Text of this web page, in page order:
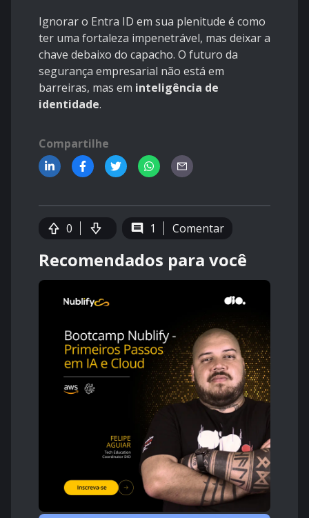
Ignorar o Entra ID em sua plenitude é como
ter uma fortaleza impenetrável, mas deixar a
chave debaixo do capacho. O futuro da
segurança empresarial não está em
barreiras, mas em inteligência de
identidade.
Compartilhe
0 1 Comentar
Recomendados para você